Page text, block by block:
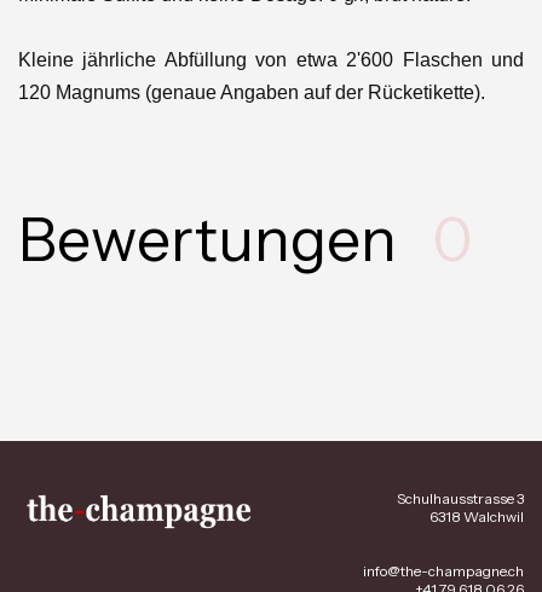
Kleine jährliche Abfüllung von etwa 2'600 Flaschen und
120 Magnums (genaue Angaben auf der Rücketikette).
Bewertungen 0
Schulhausstrasse 3
6318 Walchwil
info@the-champagne.ch